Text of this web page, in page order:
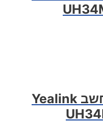
מערכת ראש למחשב Yealink